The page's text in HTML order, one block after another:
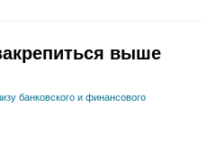
выше
банковского и финансового